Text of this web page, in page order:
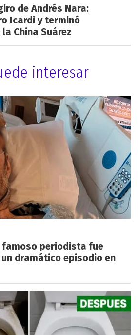
de Andrés Nara:
Icardi y terminó
China Suárez
interesar
famoso periodista fue
dramático episodio en